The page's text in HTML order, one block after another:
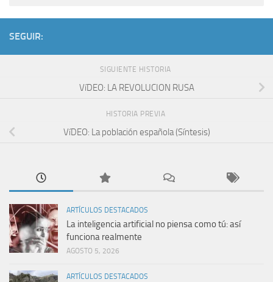
SEGUIR:
SIGUIENTE HISTORIA
VíDEO: LA REVOLUCION RUSA
HISTORIA PREVIA
VíDEO: La población española (Sí­ntesis)
ARTÍCULOS DESTACADOS
La inteligencia artificial no piensa como tú: así
funciona realmente
AGOSTO 5, 2026
ARTÍCULOS DESTACADOS